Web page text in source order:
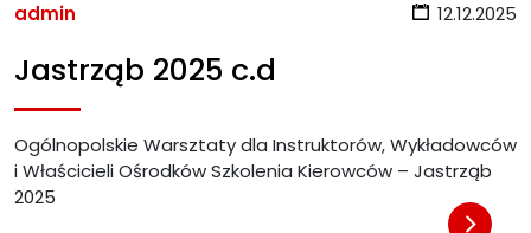
admin 12.12.2025
Jastrząb 2025 c.d
Ogólnopolskie Warsztaty dla Instruktorów, Wykładowców
i Właścicieli Ośrodków Szkolenia Kierowców – Jastrząb
2025